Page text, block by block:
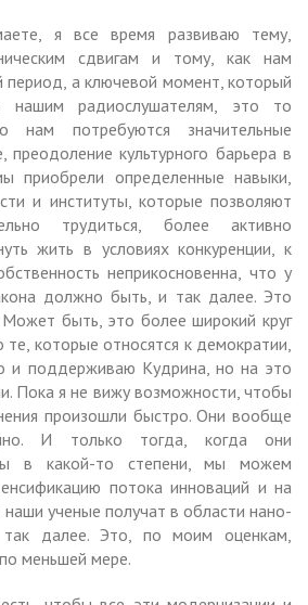
я все время развиваю тему,
сдвигам и тому, как нам
а ключевой момент, который
нашим радиослушателям, это то
нам потребуются значительные
преодоление культурного барьера в
приобрели определенные навыки,
и институты, которые позволяют
трудиться, более активно
жить в условиях конкуренции, к
неприкосновенна, что у
должно быть, и так далее. Это
Может быть, это более широкий круг
которые относятся к демократии,
и поддерживаю Кудрина, но на это
Пока я не вижу возможности, чтобы
произошли быстро. Они вообще
И только тогда, когда они
в какой-то степени, мы можем
потока инноваций и на
ученые получат в области нано-
далее. Это, по моим оценкам,
меньшей мере.